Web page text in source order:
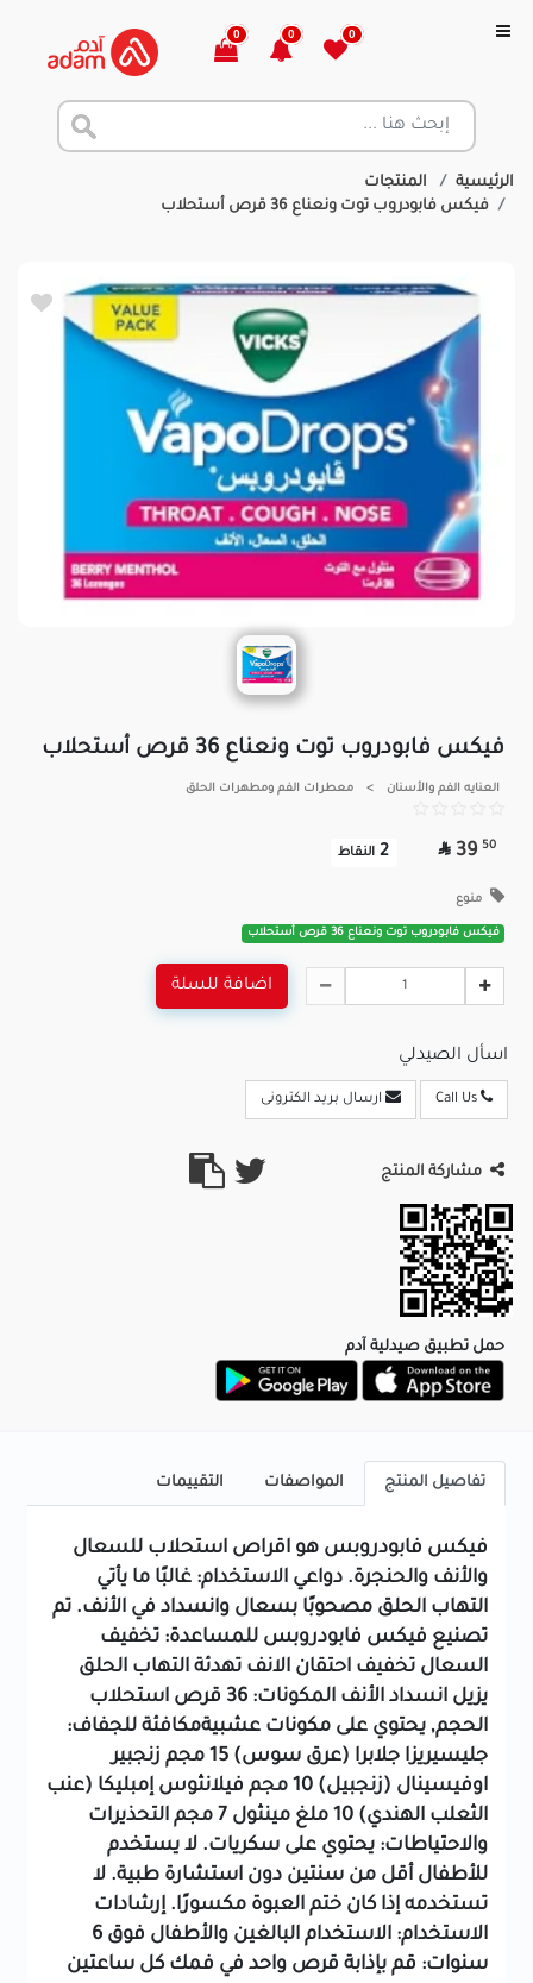
0
0
0
الرئيسية
المنتجات
فيكس فابودروب توت ونعناع 36 قرص أستحلاب
فيكس فابودروب توت ونعناع 36 قرص أستحلاب
العنايه الفم والأسنان > معطرات الفم ومطهرات الحلق
50
39

2 النقاط
منوع
فيكس فابودروب توت ونعناع 36 قرص أستحلاب
اضافة للسلة
اسأل الصيدلي
ارسال بريد الكترونى
مشاركة المنتج
حمل تطبيق صيدلية آدم
تفاصيل المنتج المواصفات التقييمات
فيكس فابودروبس هو اقراص استحلاب للسعال
والأنف والحنجرة. دواعي الاستخدام: غالبًا ما يأتي
التهاب الحلق مصحوبًا بسعال وانسداد في الأنف. تم
تصنيع فيكس فابودروبس للمساعدة: تخفيف
السعال تخفيف احتقان الانف تهدئة التهاب الحلق
يزيل انسداد الأنف المكونات:
36 قرص استحلاب
الحجم, يحتوي على مكونات عشبيةمكافئة للجفاف:
جليسيريزا جلابرا (عرق سوس) 15 مجم
زنجبير
اوفيسينال (زنجبيل) 10 مجم
فيلانثوس إمبليكا (عنب
الثعلب الهندي) 10 ملغ
مينثول 7 مجم
التحذيرات
والاحتياطات: يحتوي على سكريات. لا يستخدم
للأطفال أقل من سنتين دون استشارة طبية. لا
تستخدمه إذا كان ختم العبوة مكسورًا. إرشادات
الاستخدام:
الاستخدام البالغين والأطفال فوق 6
سنوات: قم بإذابة قرص واحد في فمك كل ساعتين